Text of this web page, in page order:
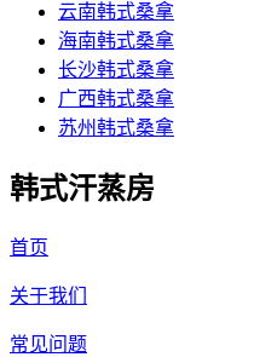
云南韩式桑拿
海南韩式桑拿
长沙韩式桑拿
广西韩式桑拿
苏州韩式桑拿
韩式汗蒸房
首页
关于我们
常见问题